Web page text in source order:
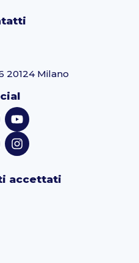
20124 Milano
accettati